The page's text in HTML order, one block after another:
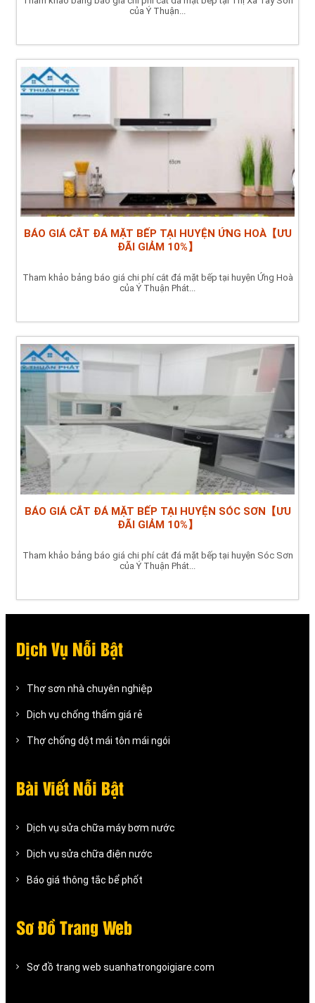
của Ý Thuận...
BÁO GIÁ CẮT ĐÁ MẶT BẾP TẠI HUYỆN ỨNG HOÀ【ƯU
ĐÃI GIẢM 10%】
Tham khảo bảng báo giá chi phí cắt đá mặt bếp tại huyện Ứng Hoà
của Ý Thuận Phát...
BÁO GIÁ CẮT ĐÁ MẶT BẾP TẠI HUYỆN SÓC SƠN【ƯU
ĐÃI GIẢM 10%】
Tham khảo bảng báo giá chi phí cắt đá mặt bếp tại huyện Sóc Sơn
của Ý Thuận Phát...
Dịch Vụ Nỗi Bật
Thợ sơn nhà chuyên nghiệp
Dịch vụ chống thấm giá rẻ
Thợ chống dột mái tôn mái ngói
Bài Viết Nỗi Bật
Dịch vụ sửa chữa máy bơm nước
Dịch vụ sửa chữa điện nước
Báo giá thông tắc bể phốt
Sơ Đồ Trang Web
Sơ đồ trang web suanhatrongoigiare.com